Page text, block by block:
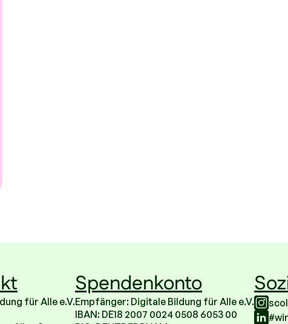
für Alle e.V.
Spendenkonto
Empfänger: Digitale Bildung für Alle e.V.
IBAN: DE18 2007 0024 0508 6053 00